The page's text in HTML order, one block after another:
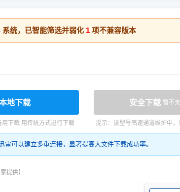
系统，已智能筛选并弱化 1 项不兼容版本
地下载
用下载 用传统方式进行下载
安全下载 暂不
提示：该型号高速通道维护中
雷可以建立多重连接，显著提高大文件下载成功率。
提供】